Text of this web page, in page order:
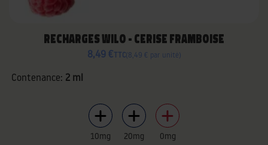
RECHARGES WILO - CERISE FRAMBOISE
8,49 € TTC 8,49 € par unité
Contenance: 2 ml
10mg 20mg 0mg